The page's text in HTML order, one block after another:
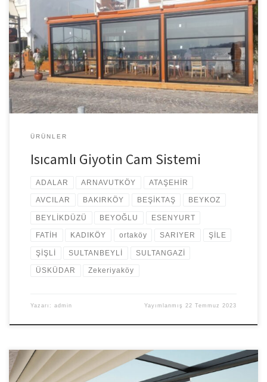
Isıcamlı Giyotin Cam Sistemi Isıcamlı Giyotin Cam Sistemi, Estetik
görünümü ve çok işlevsel kullanımı sayesinde giyotin cam
sistemleri oldukça ilgi görmektedir. Isıcamlı giyotin camlar ise ısı
tasarrufunda öne çıkmaktadır. Pergola Tente Isı camlı giyotin
cam kullanıldığı yerlerde eğer uygun bir uygulama yapılmışsa
yaklaşık %75 ısı tasarrufu sağlar. Hiç de azımsanmayacak bir […]
ÜRÜNLER
Isıcamlı Giyotin Cam Sistemi
ADALAR ARNAVUTKÖY ATAŞEHİR
AVCILAR BAKIRKÖY BEŞİKTAŞ BEYKOZ
BEYLİKDÜZÜ BEYOĞLU ESENYURT
FATİH KADIKÖY ortaköy SARIYER ŞİLE
ŞİŞLİ SULTANBEYLİ SULTANGAZİ
ÜSKÜDAR Zekeriyaköy
Yazarı: admin Yayımlanmış22 Temmuz 2023